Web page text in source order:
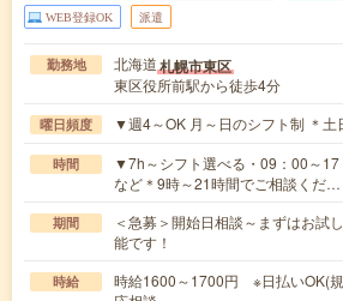
WEB登録OK 派遣
勤務地 北海道札幌市東区
東区役所前駅から徒歩4分
曜日頻度 ▼週4～OK 月～日のシフト制 ＊土
時間
▼7h～シフト選べる・09：00～
など＊9時～21時間でご相談くだ…
期間
＜急募＞開始日相談～まずはお
能です！
時給
時給1600～1700円 ※日払いOK(